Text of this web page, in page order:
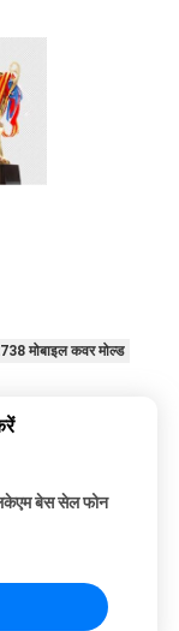
मोबाइल कवर मोल्ड
बेस सेल फोन